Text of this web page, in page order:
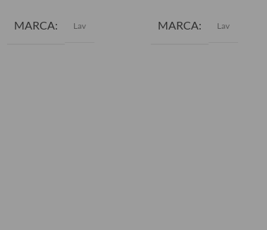
MARCA Lav MARCA Lav